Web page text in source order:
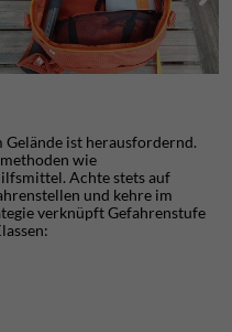
ist herausfordernd.
wie
Achte stets auf
und kehre im
verknüpft Gefahrenstufe